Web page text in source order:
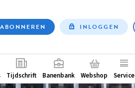
ABONNEREN INLOGGEN
Tijdschrift Banenbank Webshop Service